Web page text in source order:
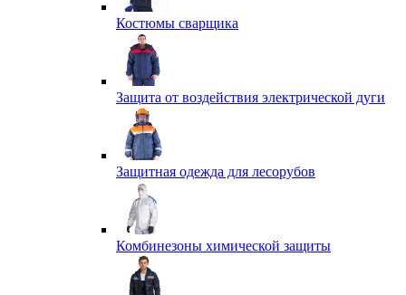
Костюмы сварщика
Защита от воздействия электрической дуги
Защитная одежда для лесорубов
Комбинезоны химической защиты